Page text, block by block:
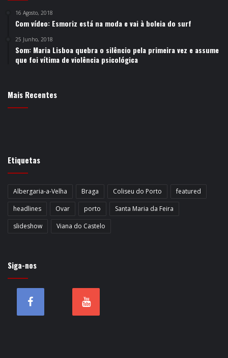
16 Agosto, 2018
Com vídeo: Esmoriz está na moda e vai à boleia do surf
25 Junho, 2018
Som: Maria Lisboa quebra o silêncio pela primeira vez e assume
que foi vítima de violência psicológica
Mais Recentes
Etiquetas
Albergaria-a-Velha Braga Coliseu do Porto
featured
headlines
Ovar porto
Santa Maria da Feira
slideshow
Viana do Castelo
Siga-nos